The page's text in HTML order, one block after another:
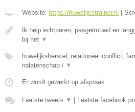
Website: https://huwelijkstrainer.nl
Ik help echtparen, pasgetrouwd en
bij het ▼
huwelijksherstel, relationeel conflict,
nalatenschap / ▼
Er wordt gewerkt op afspraak.
Laatste tweets ▼ Laatste facebook